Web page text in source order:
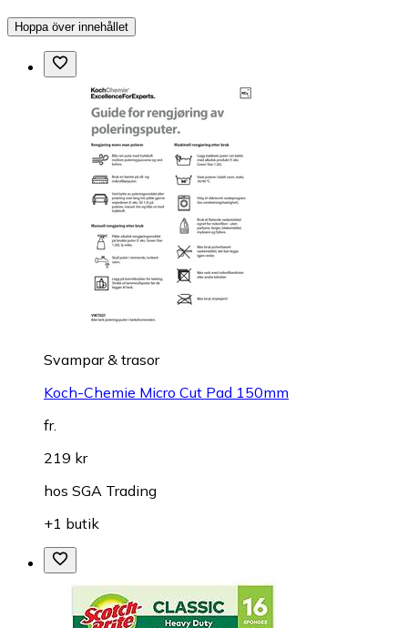
Hoppa över innehållet
Svampar & trasor
Koch-Chemie Micro Cut Pad 150mm
fr.
219 kr
hos SGA Trading
+1 butik